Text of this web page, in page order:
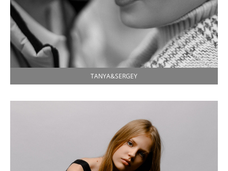
TANYA&SERGEY